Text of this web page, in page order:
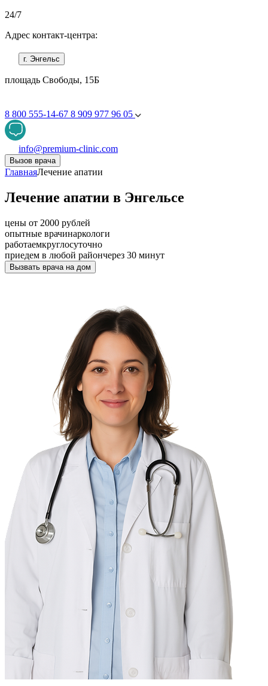
24/7
Адрес контакт-центра:
г. Энгельс
площадь Свободы, 15Б
8 800 555-14-67 8 909 977 96 05
info@premium-clinic.com
Вызов врача
ГлавнаяЛечение апатии
Лечение апатии в Энгельсе
цены от 2000 рублей
опытные врачинаркологи
работаемкруглосуточно
приедем в любой райончерез 30 минут
Вызвать врача на дом